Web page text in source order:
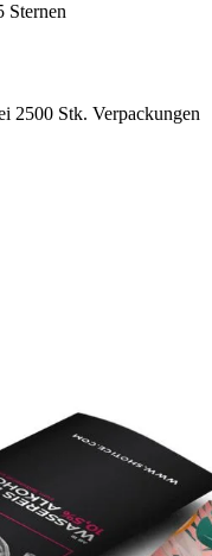
Sternen
2500 Stk. Verpackungen